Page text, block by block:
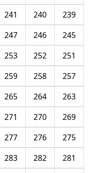
239
240
241
245
246
247
251
252
253
257
258
259
263
264
265
269
270
271
275
276
277
281
282
283